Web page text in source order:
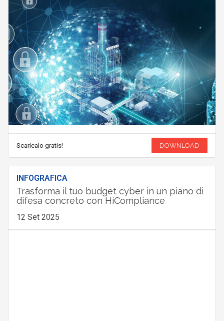
Scaricalo gratis! DOWNLOAD
INFOGRAFICA
Trasforma il tuo budget cyber in un piano di
difesa concreto con HiCompliance
12 Set 2025